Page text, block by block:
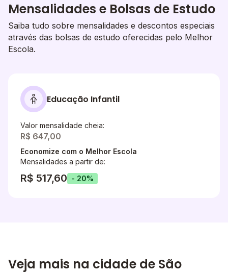
Mensalidades e Bolsas de Estudo
Saiba tudo sobre mensalidades e descontos especiais
através das bolsas de estudo oferecidas pelo Melhor
Escola.
Educação Infantil
Valor mensalidade cheia:
R$ 647,00
Economize com o Melhor Escola
Mensalidades a partir de:
R$ 517,60 - 20%
Veja mais na cidade de São